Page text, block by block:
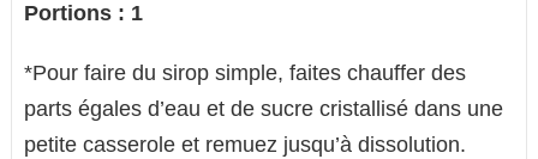
Portions : 1
*Pour faire du sirop simple, faites chauffer des
parts égales d’eau et de sucre cristallisé dans une
petite casserole et remuez jusqu’à dissolution.